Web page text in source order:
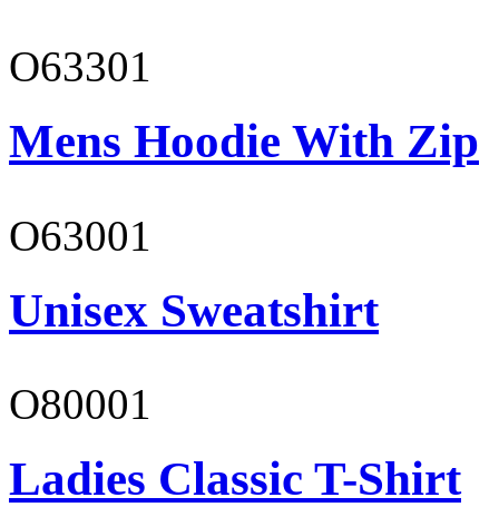
O63301
Mens Hoodie With Zip
O63001
Unisex Sweatshirt
O80001
Ladies Classic T-Shirt